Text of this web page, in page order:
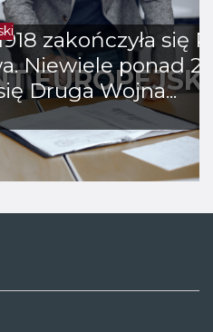
zakończyła się
Niewiele ponad
Druga Wojna...